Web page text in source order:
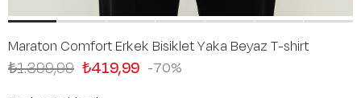
Maraton Comfort Erkek Bisiklet Yaka Beyaz T-shirt
70
₺1.399,99 ₺419,99